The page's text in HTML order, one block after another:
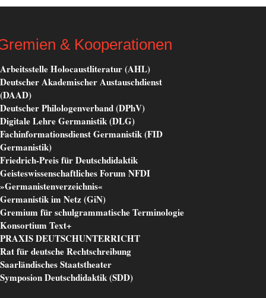
& Kooperationen
Arbeitsstelle Holocaustliteratur (AHL)
Deutscher Akademischer Austauschdienst
(DAAD)
Deutscher Philologenverband (DPhV)
Digitale Lehre Germanistik (DLG)
Fachinformationsdienst Germanistik (FID
Germanistik)
Friedrich-Preis für Deutschdidaktik
Geisteswissenschaftliches Forum NFDI
»Germanistenverzeichnis«
Germanistik im Netz (GiN)
Gremium für schulgrammatische Terminologie
Konsortium Text+
PRAXIS DEUTSCHUNTERRICHT
Rat für deutsche Rechtschreibung
Saarländisches Staatstheater
Symposion Deutschdidaktik (SDD)